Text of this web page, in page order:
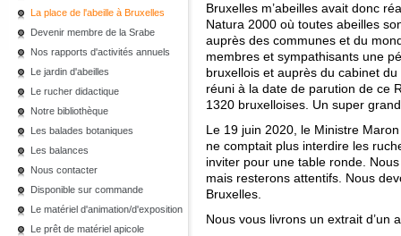
La place de l'abeille à Bruxelles
Devenir membre de la Srabe
Nos rapports d'activités annuels
Le jardin d'abeilles
Le rucher didactique
Notre bibliothèque
Les balades botaniques
Les balances
Nous contacter
Disponible sur commande
Le matériel d'animation/d'exposition
Le prêt de matériel apicole
Bruxelles m’abeilles avait donc
Natura 2000 où toutes abeilles
auprès des communes et du
membres et sympathisants une
bruxellois et auprès du cabinet
réuni à la date de parution de ce
1320 bruxelloises. Un super
Le 19 juin 2020, le Ministre
ne comptait plus interdire les
inviter pour une table ronde.
mais resterons attentifs. Nous
Bruxelles.
Nous vous livrons un extrait d’un